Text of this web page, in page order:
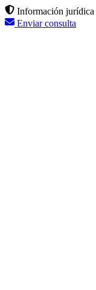
Información jurídica
Enviar consulta